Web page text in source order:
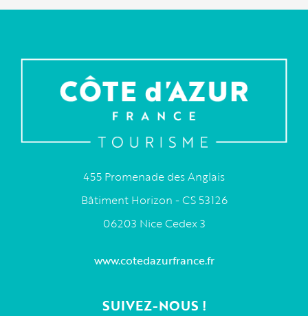
455 Promenade des Anglais
Bâtiment Horizon - CS 53126
06203 Nice Cedex 3
www.cotedazurfrance.fr
SUIVEZ-NOUS !